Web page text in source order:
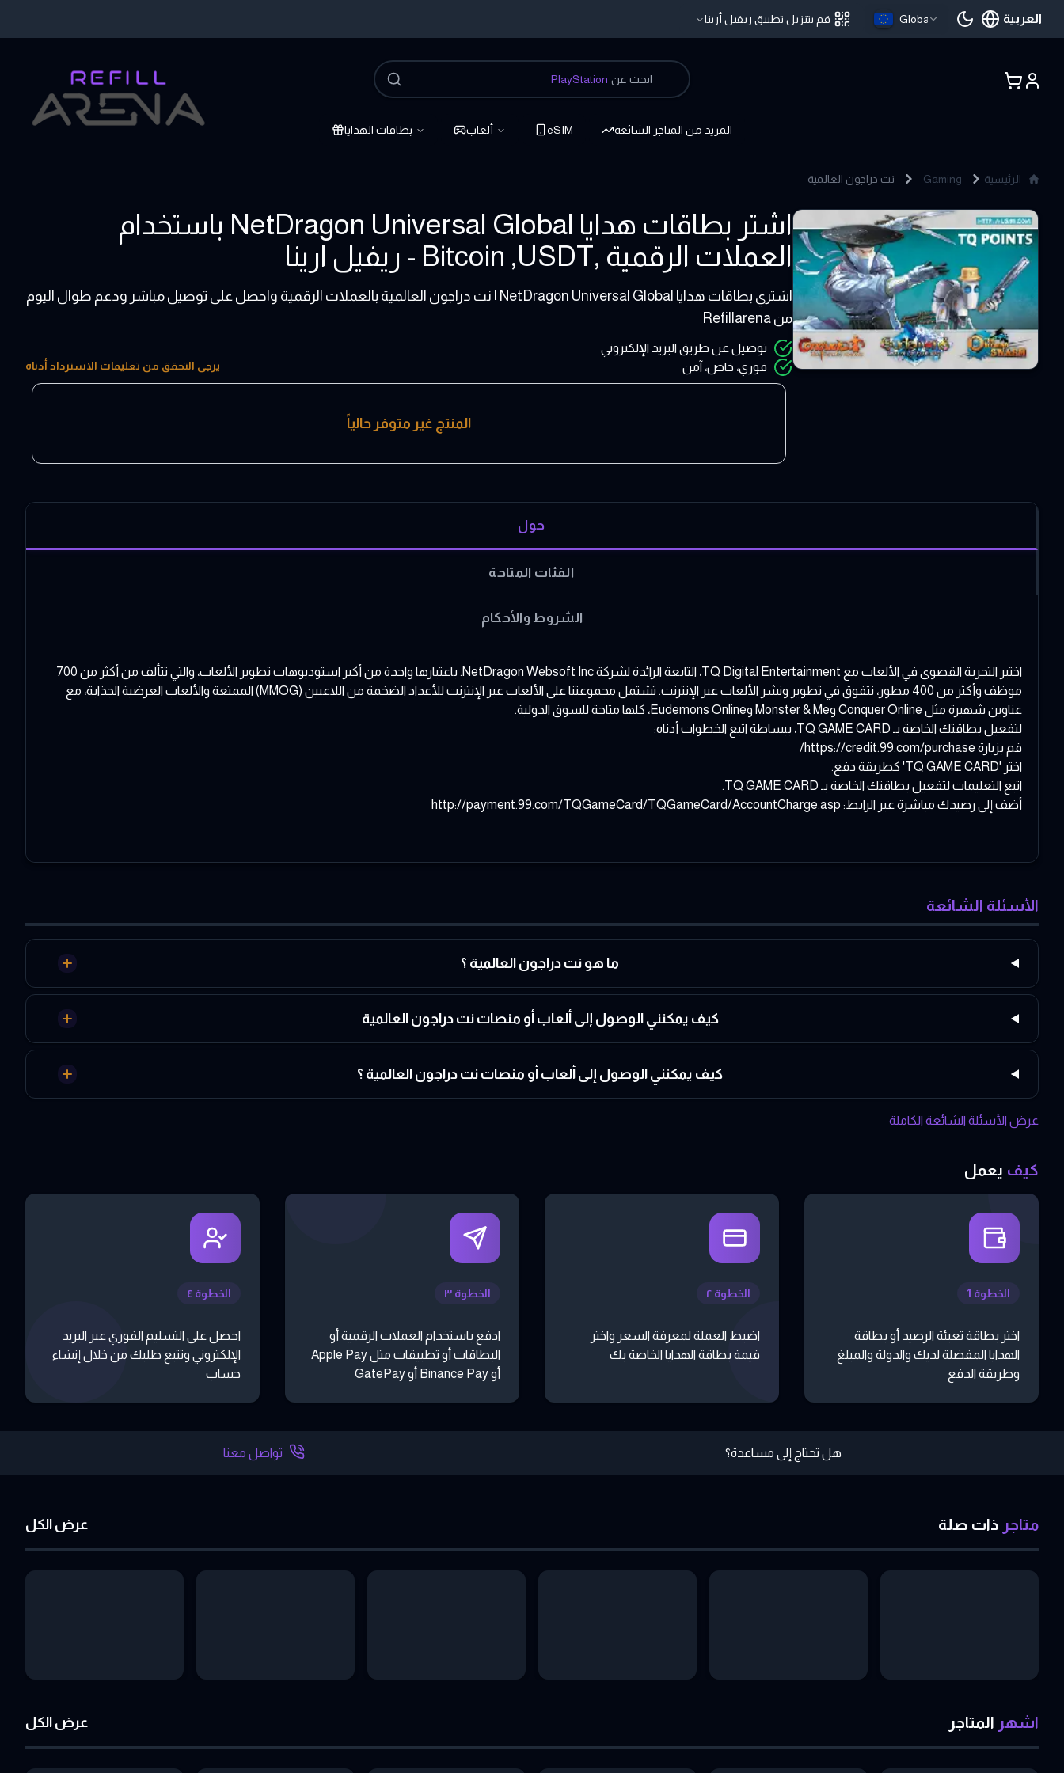
قم بتنزيل تطبيق ريفيل أرينا Global العربية
اللغة الحالية
ابحث عن PlayStation
بطاقات الهدايا ألعاب eSIM المزيد من المتاجر الشائعة
الرئيسية Gaming نت دراجون العالمية
NetDragon Universal Global
اشتر بطاقات هدايا NetDragon Universal Global باستخدام
العملات الرقمية ,Bitcoin ,USDT - ريفيل ارينا
10 - 25 USD
اشتري بطاقات هدايا NetDragon Universal Global | نت دراجون العالمية بالعملات الرقمية واحصل على توصيل مباشر ودعم طوال اليوم
من Refillarena
توصيل عن طريق البريد الإلكتروني
فوري، خاص، آمن
يرجى التحقق من تعليمات الاسترداد أدناه
المنتج غير متوفر حالياً
حول
الفئات المتاحة
الشروط والأحكام
اختبر التجربة القصوى في الألعاب مع TQ Digital Entertainment، التابعة الرائدة لشركة NetDragon Websoft Inc. باعتبارها واحدة من أكبر استوديوهات تطوير الألعاب، والتي تتألف من أكثر من 700
موظف وأكثر من 400 مطور، نتفوق في تطوير ونشر الألعاب عبر الإنترنت. تشتمل مجموعتنا على الألعاب عبر الإنترنت للأعداد الضخمة من اللاعبين (MMOG) الممتعة والألعاب العرضية الجذابة، مع
عناوين شهيرة مثل Conquer Online وMonster & Me وEudemons Online، كلها متاحة للسوق الدولية.
لتفعيل بطاقتك الخاصة بـ TQ GAME CARD، ببساطة اتبع الخطوات أدناه:
قم بزيارة https://credit.99.com/purchase/
اختر 'TQ GAME CARD' كطريقة دفع.
اتبع التعليمات لتفعيل بطاقتك الخاصة بـ TQ GAME CARD.
أضف إلى رصيدك مباشرة عبر الرابط: http://payment.99.com/TQGameCard/TQGameCard/AccountCharge.asp
الأسئلة الشائعة
ما هو نت دراجون العالمية ؟
كيف يمكنني الوصول إلى ألعاب أو منصات نت دراجون العالمية
كيف يمكنني الوصول إلى ألعاب أو منصات نت دراجون العالمية ؟
عرض الأسئلة الشائعة الكاملة
كيف يعمل
الخطوة 1
اختر بطاقة تعبئة الرصيد أو بطاقة
الهدايا المفضلة لديك والدولة والمبلغ
وطريقة الدفع
الخطوة ٢
اضبط العملة لمعرفة السعر واختر
قيمة بطاقة الهدايا الخاصة بك
الخطوة ٣
ادفع باستخدام العملات الرقمية أو
البطاقات أو تطبيقات مثل Apple Pay
أو Binance Pay أو GatePay
الخطوة ٤
احصل على التسليم الفوري عبر البريد
الإلكتروني وتتبع طلبك من خلال إنشاء
حساب
هل تحتاج إلى مساعدة؟ تواصل معنا
متاجر ذات صلة عرض الكل
اشهر المتاجر عرض الكل